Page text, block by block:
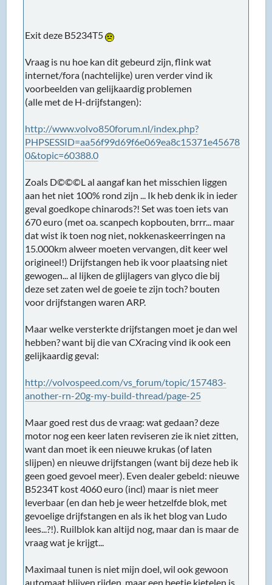
Exit deze B5234T5
Vraag is nu hoe kan dit gebeurd zijn, flink wat
internet/fora (nachtelijke) uren verder vind ik
voorbeelden van gelijkaardig problemen
(alle met de H-drijfstangen):
http://www.volvo850forum.nl/index.php?
PHPSESSID=aa56f99d69f6e069ea8c15371e45678
0&topic=60388.0
Zoals D©©©L al aangaf kan het misschien liggen
aan het niet 100% rond zijn ... Ik heb denk ik in ieder
geval goedkope chinarods?! Set was toen iets van
670 euro (met oa. scanpech kopbouten, brrr... maar
dat wist ik toen nog niet, nokkenaskeerringen na
15.000km alweer moeten vervangen, dit keer wel
origineel!) Drijfstangen heb ik voor plaatsing niet
gewogen... al lijken de glijlagers van glyco die bij
deze set zaten wel de goeie te zijn toch? bouten
voor drijfstangen waren ARP.
Maar welke versterkte drijfstangen moet je dan wel
hebben? want bij die van CXracing vind ik ook een
gelijkaardig geval:
http://volvospeed.com/vs_forum/topic/157483-
another-rn-20g-my-build-thread/page-25
Maar goed rest dus de vraag: wat gedaan? deze
motor nog een keer laten reviseren zie ik niet zitten,
want dan moet ik een nieuwe krukas (of laten
slijpen) en nieuwe drijfstangen (want bij deze heb ik
geen goed gevoel meer). Even dealer gebeld: nieuwe
B5234T kost 4060 euro (incl) maar is niet meer
leverbaar (en dan heb je weer hetzelfde blok, met
gevoelige drijfstangen en als ik het blog van Ludo
lees...?!). Ruilblok kan altijd nog, maar dan is maar de
vraag wat je krijgt...
Maximaal tunen is niet mijn doel, wil ook gewoon
automaat blijven rijden, maar een beetje kietelen is